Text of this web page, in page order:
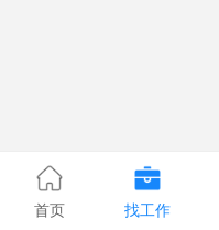
首页 找工作